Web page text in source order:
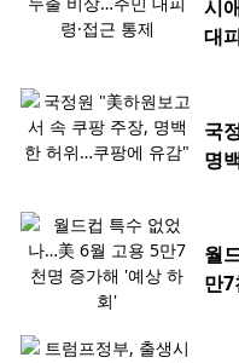
시
대
국
명
월
만